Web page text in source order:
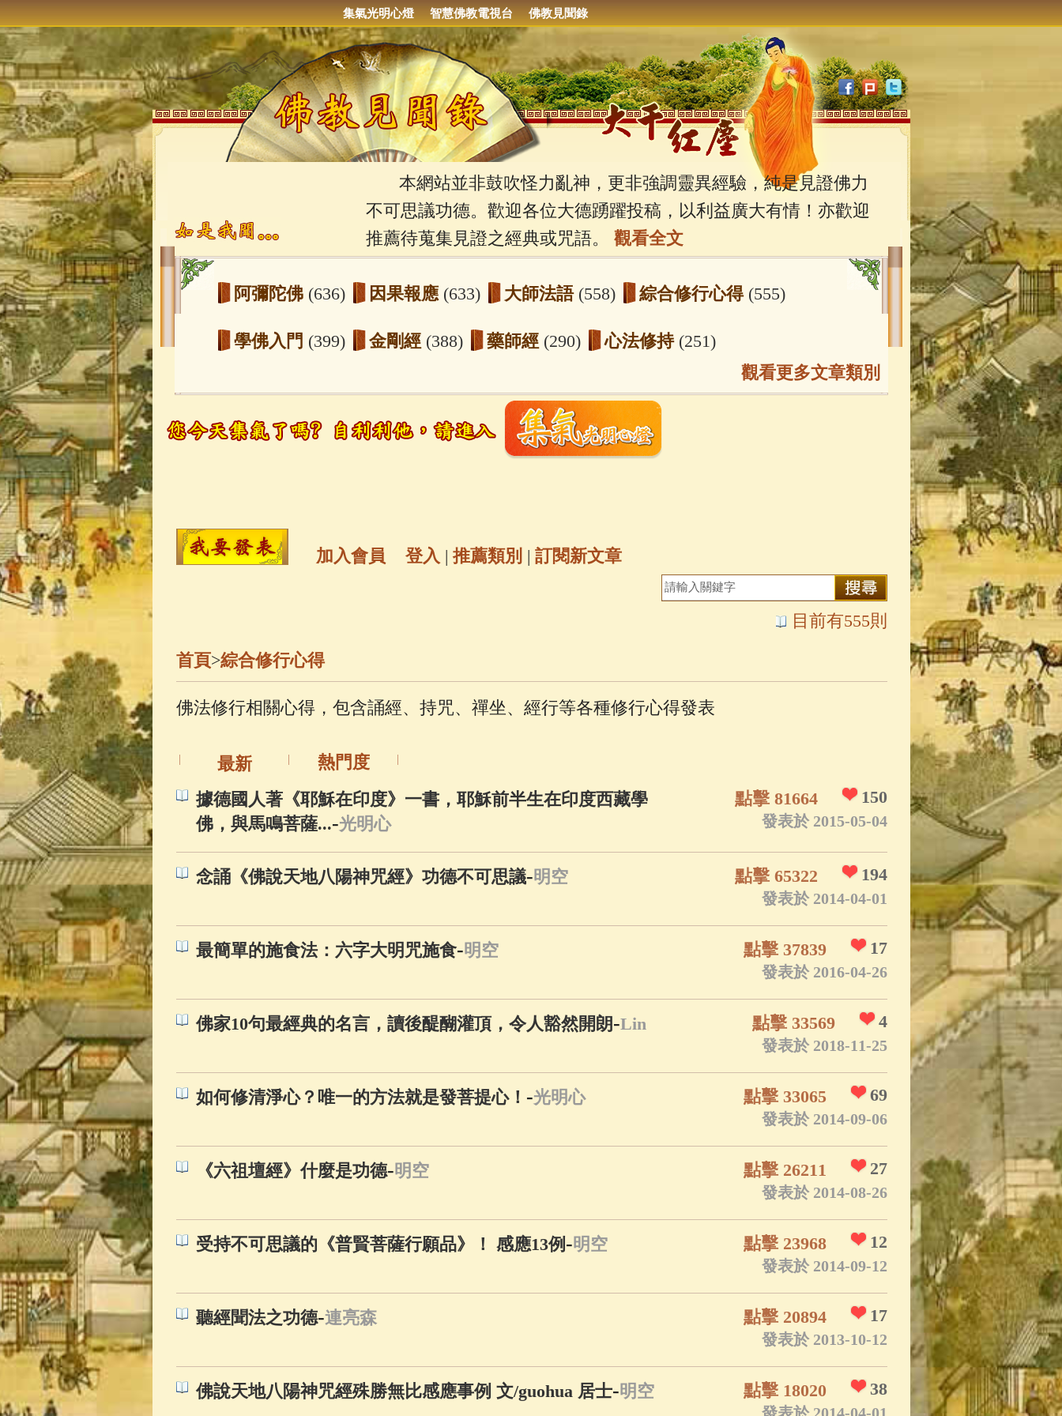
集氣光明心燈 智慧佛教電視台 佛教見聞錄
本網站並非鼓吹怪力亂神，更非強調靈異經驗，純是見證佛力
不可思議功德。歡迎各位大德踴躍投稿，以利益廣大有情！亦歡迎
推薦待蒐集見證之經典或咒語。 觀看全文
阿彌陀佛 (636) 因果報應 (633) 大師法語 (558) 綜合修行心得 (555)
學佛入門 (399) 金剛經 (388) 藥師經 (290) 心法修持 (251)
玉曆寶鈔(236) 地藏經(225) 臨終助念(190) 文殊菩薩(165)
觀世音菩薩 (146) 聖救度佛母(綠度母)(144) 動物念佛往生
金山活佛
六字大明咒(81) 大悲咒(72)
善財童子五十三參
佛典故事(37) 佛說療痔(腫瘤)病經 (27) 心經(9) 助念機 App
觀看更多文章類別
加入會員 登入 | 推薦類別 | 訂閱新文章
目前有555則
首頁>綜合修行心得
佛法修行相關心得，包含誦經、持咒、禪坐、經行等各種修行心得發表
最新
熱門度
據德國人著《耶穌在印度》一書，耶穌前半生在印度西藏學
佛，與馬鳴菩薩...-光明心
150
點擊 81664
發表於 2015-05-04
念誦《佛說天地八陽神咒經》功德不可思議-明空 194
點擊 65322
發表於 2014-04-01
最簡單的施食法：六字大明咒施食-明空 17
點擊 37839
發表於 2016-04-26
佛家10句最經典的名言，讀後醍醐灌頂，令人豁然開朗-Lin 4
點擊 33569
發表於 2018-11-25
如何修清淨心？唯一的方法就是發菩提心！ -光明心 69
點擊 33065
發表於 2014-09-06
《六祖壇經》什麼是功德-明空 27
點擊 26211
發表於 2014-08-26
受持不可思議的《普賢菩薩行願品》！ 感應13例 -明空 12
點擊 23968
發表於 2014-09-12
聽經聞法之功德-連亮森 17
點擊 20894
發表於 2013-10-12
佛說天地八陽神咒經殊勝無比感應事例 文/guohua 居士-明空 38
點擊 18020